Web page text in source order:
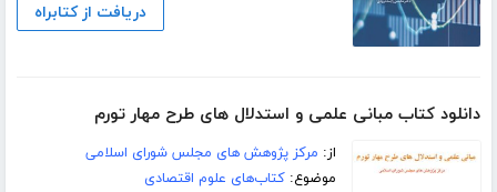
دریافت از کتابراه
دانلود کتاب مبانی علمی و استدلال های طرح مهار تورم
از: مرکز پژوهش های مجلس شورای اسلامی
موضوع:کتاب‌های علوم اقتصادی